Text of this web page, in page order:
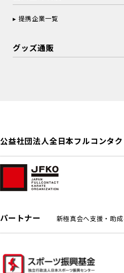
提携企業一覧
グッズ通販
公益社団法人全日本フルコンタ
パートナー 新極真会へ支援・助成